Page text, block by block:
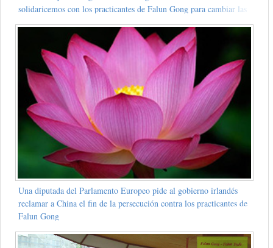
solidaricemos con los practicantes de Falun Gong para cambiar las
actitudes del gobierno chino
Una diputada del Parlamento Europeo pide al gobierno irlandés
reclamar a China el fin de la persecución contra los practicantes de
Falun Gong